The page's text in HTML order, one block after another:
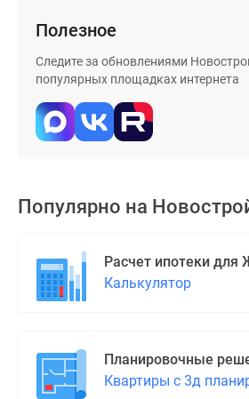
Полезное
Следите за обновлениями
популярных площадках интернета
Популярно на
Расчет ипотеки для
Калькулятор
Планировочные
Квартиры с 3д